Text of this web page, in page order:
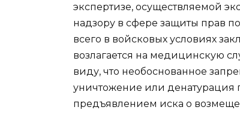
экспертизе, осуществляемой
надзору в сфере защиты прав
всего в войсковых условиях
возлагается на медицинскую
виду, что необоснованное
уничтожение или денатурация
предъявлением иска о